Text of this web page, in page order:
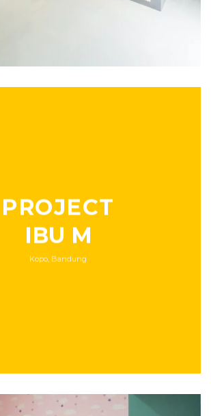
PROJECT
IBU M
Kopo, Bandung